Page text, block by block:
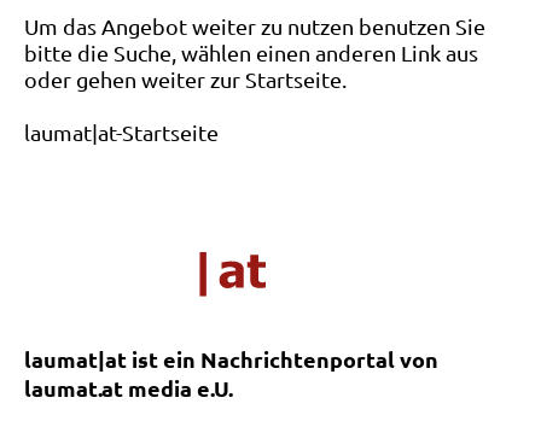
Um das Angebot weiter zu nutzen benutzen Sie
bitte die Suche, wählen einen anderen Link aus
oder gehen weiter zur Startseite.
laumat|at-Startseite
laumat|at ist ein Nachrichtenportal von
laumat.at media e.U.